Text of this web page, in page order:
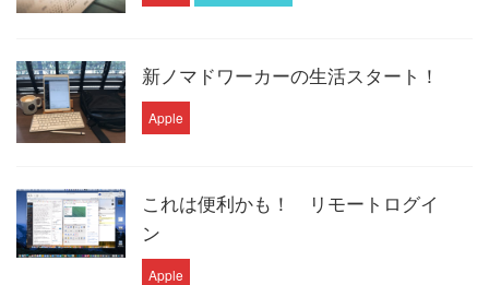
新ノマドワーカーの生活スタート！
Apple
これは便利かも！ リモートログイ
ン
Apple